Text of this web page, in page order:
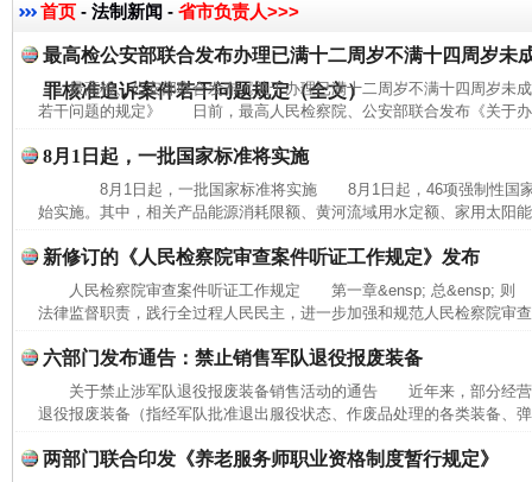
首页 - 法制新闻 - 省市负责人>>>
最高检公安部联合发布办理已满十二周岁不满十四周岁未
罪核准追诉案件若干问题规定（全文）
最高检、公安部联合发布《关于办理已满十二周岁不满十四周岁未
若干问题的规定》 日前，最高人民检察院、公安部联合发布《关于
8月1日起，一批国家标准将实施
8月1日起，一批国家标准将实施 8月1日起，46项强制性国家
始实施。其中，相关产品能源消耗限额、黄河流域用水定额、家用太阳
新修订的《人民检察院审查案件听证工作规定》发布
人民检察院审查案件听证工作规定 第一章&ensp; 总&ensp;
法律监督职责，践行全过程人民民主，进一步加强和规范人民检察院审
六部门发布通告：禁止销售军队退役报废装备
关于禁止涉军队退役报废装备销售活动的通告 近年来，部分经营
退役报废装备（指经军队批准退出服役状态、作废品处理的各类装备、
两部门联合印发《养老服务师职业资格制度暂行规定》